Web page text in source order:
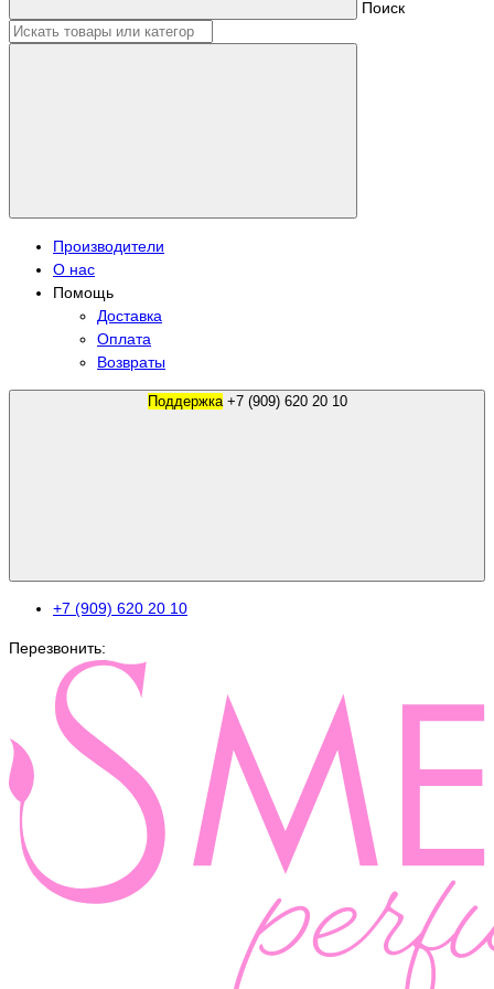
Поиск
Производители
О нас
Помощь
Доставка
Оплата
Возвраты
Поддержка +7 (909) 620 20 10
+7 (909) 620 20 10
Перезвонить: